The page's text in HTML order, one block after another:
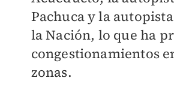
Pachuca y la
la Nación, lo que ha
congestionamientos
zonas.